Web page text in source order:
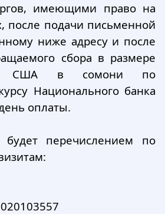
имеющими право на
после подачи письменной
ниже адресу и после
сбора в размере
США в сомони по
Национального банка
оплаты.
перечислением по